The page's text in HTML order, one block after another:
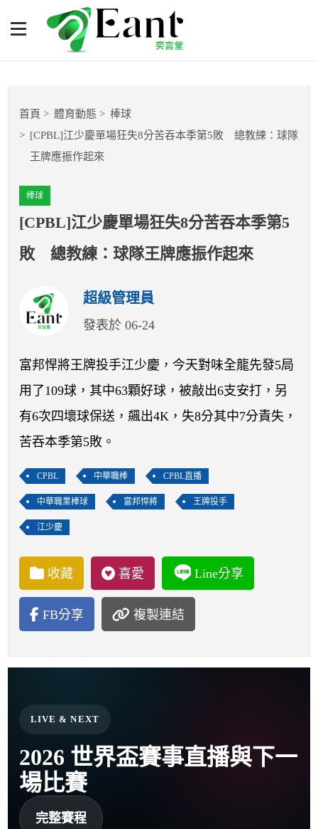
[CPBL]江少慶單場狂失8分
苦吞本季第5敗 總教練：
籃球
棒球
球隊數據
開賽列表
運彩教學專區
首頁 體育動態
棒球
[CPBL]江少慶單場狂失8分苦吞本季第5敗 總教練：球隊
王牌應振作起來
棒球
[CPBL]江少慶單場狂失8分苦吞本季第5
敗 總教練：球隊王牌應振作起來
超級管理員
發表於 06-24
富邦悍將王牌投手江少慶，今天對味全龍先發5局
用了109球，其中63顆好球，被敲出6支安打，另
有6次四壞球保送，飆出4K，失8分其中7分責失，
苦吞本季第5敗。
CPBL 中華職棒 CPBL直播
中華職業棒球 富邦悍將 王牌投手
江少慶
收藏 喜愛 Line分享
FB分享 複製連結
LIVE & NEXT
2026 世界盃賽事直播與下一
場比賽
完整賽程